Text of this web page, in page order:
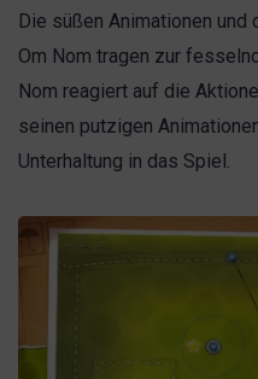
Die süßen Animationen und
Om Nom tragen zur
Nom reagiert auf die
seinen putzigen
Unterhaltung in das Spiel.